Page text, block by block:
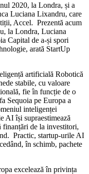
2020, la Londra, și a
Luciana Lixandru, care
Accel. Prezentă acum
la Londra, Luciana
Capital de a-și spori
arată StartUp
artificială Robotică
stabile, cu valoare
fie în funcție de o
Sequoia pe Europa a
inteligenței
AI își supraestimează
finanțări de la investitori,
Practic, startup-urile AI
în schimb, pachete
excelează în privința